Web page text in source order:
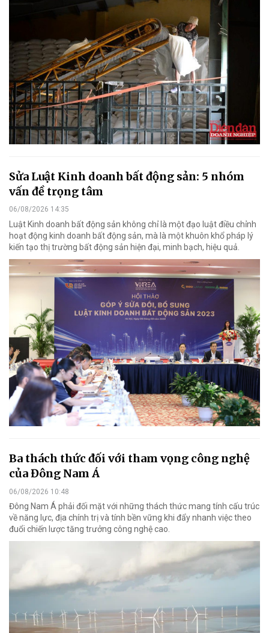
Sửa Luật Kinh doanh bất động sản: 5 nhóm
vấn đề trọng tâm
06/08/2026 14:35
Luật Kinh doanh bất động sản không chỉ là một đạo luật điều chỉnh
hoạt động kinh doanh bất động sản, mà là một khuôn khổ pháp lý
kiến tạo thị trường bất động sản hiện đại, minh bạch, hiệu quả.
Ba thách thức đối với tham vọng công nghệ
của Đông Nam Á
06/08/2026 10:48
Đông Nam Á phải đối mặt với những thách thức mang tính cấu trúc
về năng lực, địa chính trị và tính bền vững khi đẩy nhanh việc theo
đuổi chiến lược tăng trưởng công nghệ cao.